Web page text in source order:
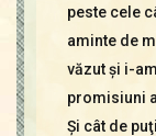
peste cele
aminte de
văzut şi i-
promisiuni
Şi cât de